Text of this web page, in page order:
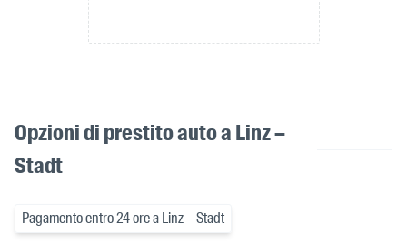
Opzioni di prestito auto a Linz –
Stadt
Pagamento entro 24 ore a Linz – Stadt